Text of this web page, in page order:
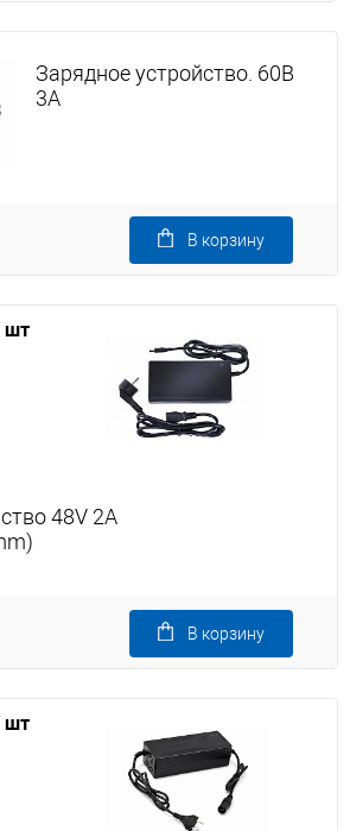
Зарядное устройство. 60В
3А
шт
В корзину
48V 2A
шт
В корзину